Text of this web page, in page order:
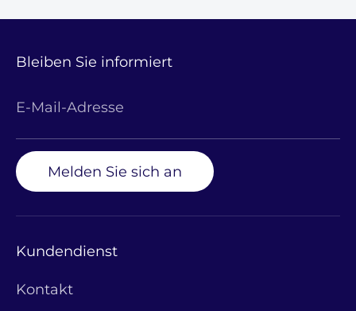
Bleiben Sie informiert
E-Mail-Adresse
Melden Sie sich an
Kundendienst
Kontakt